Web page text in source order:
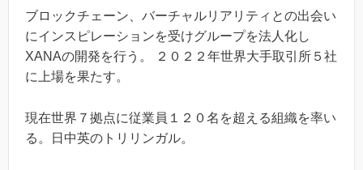
ブロックチェーン、バーチャルリアリティとの出会い
にインスピレーションを受けグループを法人化し
XANAの開発を行う。 ２０２２年世界大手取引所５社
に上場を果たす。
現在世界７拠点に従業員１２０名を超える組織を率い
る。日中英のトリリンガル。